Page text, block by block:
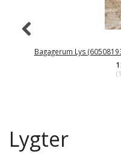
Bagagerum Lys
(
Lygter